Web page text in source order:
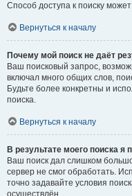
Способ доступа к поиску
Вернуться к началу
Почему мой поиск не даёт
Ваш поисковый запрос,
включал много общих слов,
Будьте более конкретны и
поиска.
Вернуться к началу
В результате моего поиска я
Ваш поиск дал слишком
сервер не смог обработать.
точно задавайте условия
осуществлён.